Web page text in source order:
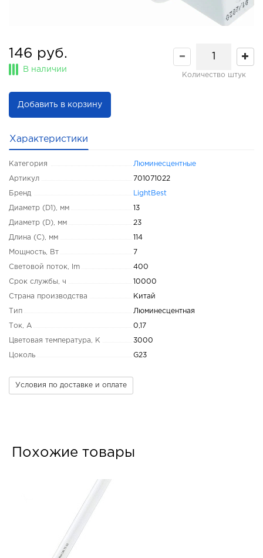
146 руб.
В наличии
Количество штук
Добавить в корзину
Характеристики
Категория Люминесцентные
Артикул 701071022
Бренд LightBest
Диаметр (D1), мм 13
Диаметр (D), мм 23
Длина (C), мм 114
Мощность, Вт 7
Световой поток, lm 400
Срок службы, ч 10000
Страна производства Китай
Тип Люминесцентная
Ток, А 0,17
Цветовая температура, K 3000
Цоколь G23
Условия по доставке и оплате
Похожие товары